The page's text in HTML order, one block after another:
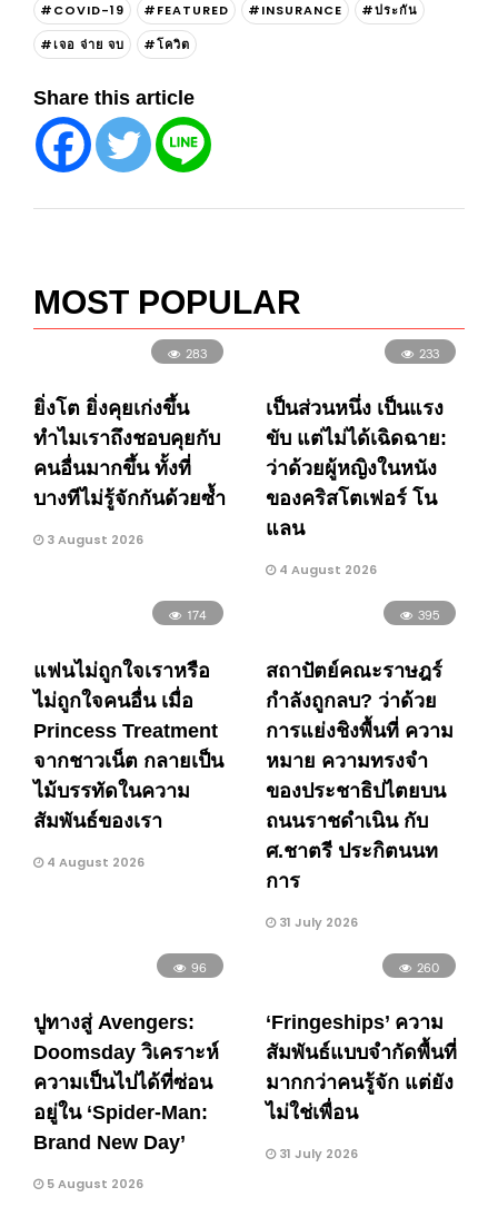
#COVID-19 #FEATURED #INSURANCE
#ประกัน
#เจอ จ่าย จบ
#โควิต
Share this article
MOST POPULAR
283
ยิ่งโต ยิ่งคุยเก่งขึ้น
ทำไมเราถึงชอบคุยกับ
คนอื่นมากขึ้น ทั้งที่
บางทีไม่รู้จักกันด้วยซ้ำ
3 August 2026
233
เป็นส่วนหนึ่ง เป็นแรง
ขับ แต่ไม่ได้เฉิดฉาย:
ว่าด้วยผู้หญิงในหนัง
ของคริสโตเฟอร์ โน
แลน
4 August 2026
174
แฟนไม่ถูกใจเราหรือ
ไม่ถูกใจคนอื่น เมื่อ
Princess Treatment
จากชาวเน็ต กลายเป็น
ไม้บรรทัดในความ
สัมพันธ์ของเรา
4 August 2026
395
สถาปัตย์คณะราษฎร์
กำลังถูกลบ? ว่าด้วย
การแย่งชิงพื้นที่ ความ
หมาย ความทรงจำ
ของประชาธิปไตยบน
ถนนราชดำเนิน กับ
ศ.ชาตรี ประกิตนนท
การ
31 July 2026
96
ปูทางสู่ Avengers:
Doomsday วิเคราะห์
ความเป็นไปได้ที่ซ่อน
อยู่ใน ‘Spider-Man:
Brand New Day’
5 August 2026
260
‘Fringeships’ ความ
สัมพันธ์แบบจำกัดพื้นที่
มากกว่าคนรู้จัก แต่ยัง
ไม่ใช่เพื่อน
31 July 2026